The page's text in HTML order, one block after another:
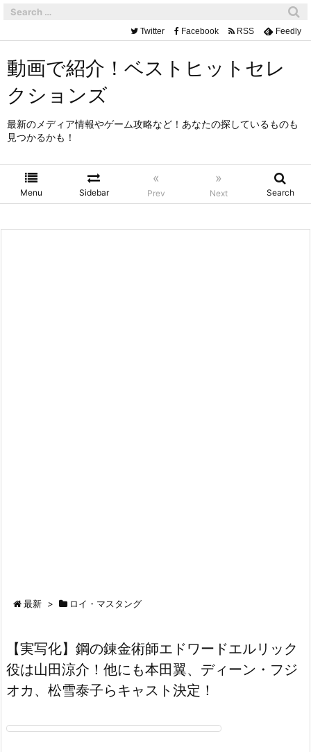
動画で紹介！ベストヒットセレ
クションズ
最新のメディア情報やゲーム攻略など！あなたの探しているものも
見つかるかも！
Menu Sidebar
«
Prev
»
Next Search
Twitter Facebook RSS Feedly
最新 > ロイ・マスタング
【実写化】鋼の錬金術師エドワードエルリック
役は山田涼介！他にも本田翼、ディーン・フジ
オカ、松雪泰子らキャスト決定！